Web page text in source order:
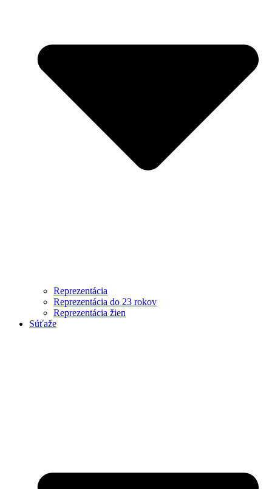
Reprezentácia
Reprezentácia do 23 rokov
Reprezentácia žien
Súťaže